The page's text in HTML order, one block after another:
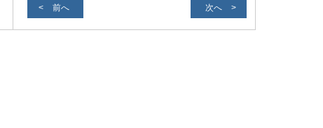
前へ 次へ